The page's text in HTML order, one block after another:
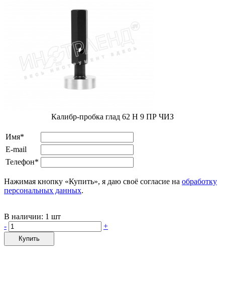
Калибр-пробка глад 62 H 9 ПР ЧИЗ
Имя*
E-mail
Телефон*
Нажимая кнопку «Купить», я даю своё согласие на обработку
персональных данных.
В наличии: 1 шт
-
+
Купить